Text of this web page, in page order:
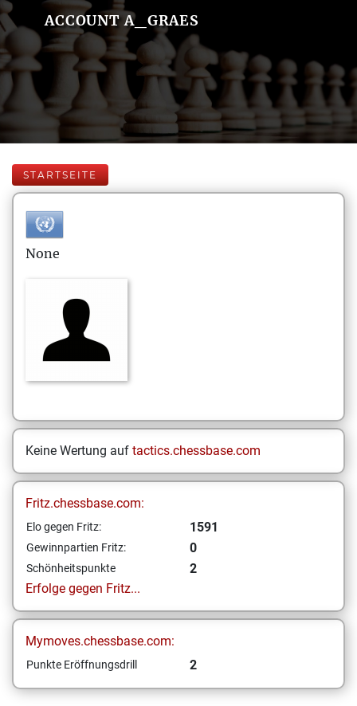
ACCOUNT A_GRAES
STARTSEITE
None
Keine Wertung auf tactics.chessbase.com
Fritz.chessbase.com:
Elo gegen Fritz: 1591
Gewinnpartien Fritz: 0
Schönheitspunkte
2
Erfolge gegen Fritz...
Mymoves.chessbase.com:
Punkte Eröffnungsdrill 2